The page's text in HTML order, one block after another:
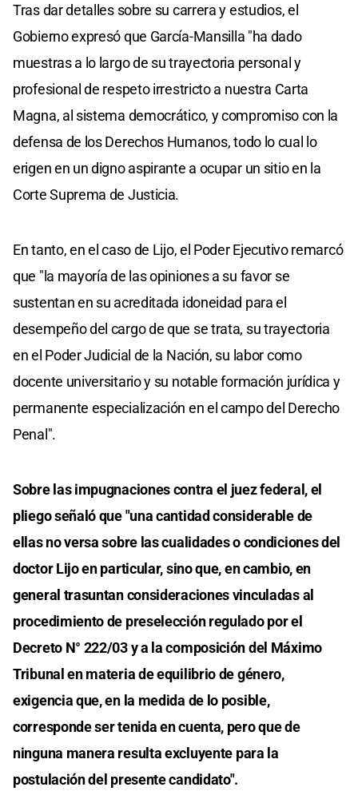
Tras dar detalles sobre su carrera y estudios, el
Gobierno expresó que García-Mansilla "ha dado
muestras a lo largo de su trayectoria personal y
profesional de respeto irrestricto a nuestra Carta
Magna, al sistema democrático, y compromiso con la
defensa de los Derechos Humanos, todo lo cual lo
erigen en un digno aspirante a ocupar un sitio en la
Corte Suprema de Justicia.
En tanto, en el caso de Lijo, el Poder Ejecutivo remarcó
que "la mayoría de las opiniones a su favor se
sustentan en su acreditada idoneidad para el
desempeño del cargo de que se trata, su trayectoria
en el Poder Judicial de la Nación, su labor como
docente universitario y su notable formación jurídica y
permanente especialización en el campo del Derecho
Penal".
Sobre las impugnaciones contra el juez federal, el
pliego señaló que "una cantidad considerable de
ellas no versa sobre las cualidades o condiciones del
doctor Lijo en particular, sino que, en cambio, en
general trasuntan consideraciones vinculadas al
procedimiento de preselección regulado por el
Decreto N° 222/03 y a la composición del Máximo
Tribunal en materia de equilibrio de género,
exigencia que, en la medida de lo posible,
corresponde ser tenida en cuenta, pero que de
ninguna manera resulta excluyente para la
postulación del presente candidato".